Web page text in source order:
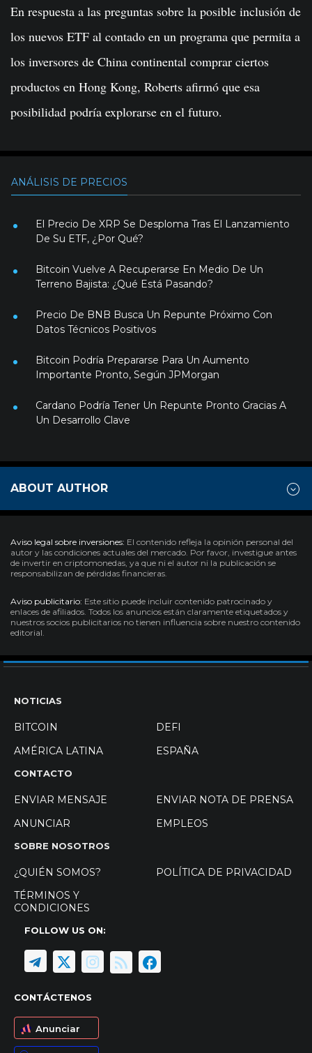
En respuesta a las preguntas sobre la posible inclusión de
los nuevos ETF al contado en un programa que permita a
los inversores de China continental comprar ciertos
productos en Hong Kong, Roberts afirmó que esa
posibilidad podría explorarse en el futuro.
ANÁLISIS DE PRECIOS
El Precio De XRP Se Desploma Tras El Lanzamiento
De Su ETF, ¿Por Qué?
Bitcoin Vuelve A Recuperarse En Medio De Un
Terreno Bajista: ¿Qué Está Pasando?
Precio De BNB Busca Un Repunte Próximo Con
Datos Técnicos Positivos
Bitcoin Podría Prepararse Para Un Aumento
Importante Pronto, Según JPMorgan
Cardano Podría Tener Un Repunte Pronto Gracias A
Un Desarrollo Clave
ABOUT AUTHOR
Aviso legal sobre inversiones: El contenido refleja la opinión personal del
autor y las condiciones actuales del mercado. Por favor, investigue antes
de invertir en criptomonedas, ya que ni el autor ni la publicación se
responsabilizan de pérdidas financieras.
Aviso publicitario: Este sitio puede incluir contenido patrocinado y
enlaces de afiliados. Todos los anuncios están claramente etiquetados y
nuestros socios publicitarios no tienen influencia sobre nuestro contenido
editorial.
NOTICIAS
BITCOIN
DEFI
AMÉRICA LATINA
ESPAÑA
CONTACTO
ENVIAR MENSAJE
ENVIAR NOTA DE PRENSA
ANUNCIAR
EMPLEOS
SOBRE NOSOTROS
¿QUIÉN SOMOS?
POLÍTICA DE PRIVACIDAD
TÉRMINOS Y
CONDICIONES
FOLLOW US ON:
CONTÁCTENOS
Anunciar